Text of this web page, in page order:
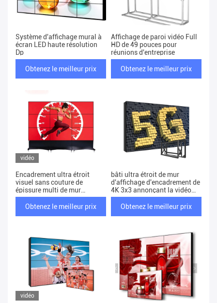
Système d'affichage mural à
écran LED haute résolution
Dp
Obtenez le meilleur prix
Affichage de paroi vidéo Full
HD de 49 pouces pour
réunions d'entreprise
Obtenez le meilleur prix
vidéo
Encadrement ultra étroit
visuel sans couture de
épissure multi de mur
d'affichage à cristaux
liquides d'affichage de l'écran
Obtenez le meilleur prix
bâti ultra étroit de mur
d'affichage d'encadrement de
4K 3x3 annonçant la vidéo
d'affichage
Obtenez le meilleur prix
vidéo